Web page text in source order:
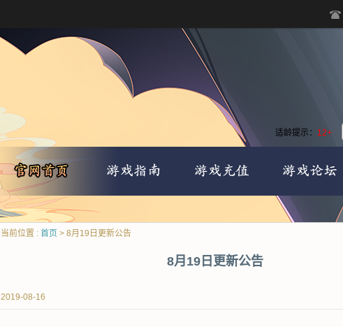
适龄提示： 12+
当前位置 : 首页 > 8月19日更新公告
8月19日更新公告
2019-08-16